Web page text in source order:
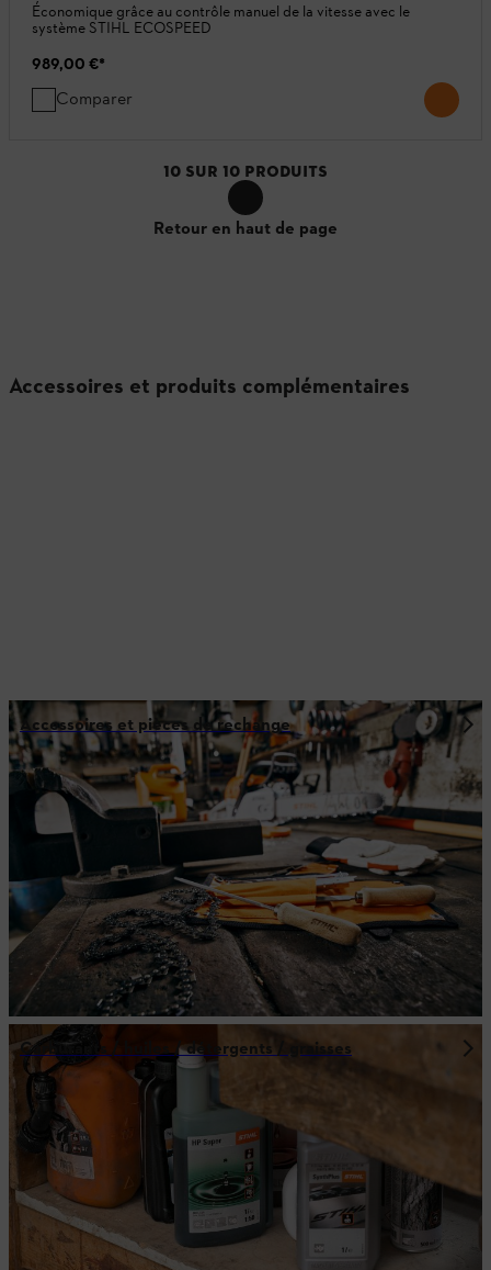
Économique grâce au contrôle manuel de la vitesse avec le
système STIHL ECOSPEED
989,00 €*
Comparer
10 SUR 10 PRODUITS
Retour en haut de page
Accessoires et produits complémentaires
Accessoires et pièces de rechange
Carburants / huiles / détergents / graisses